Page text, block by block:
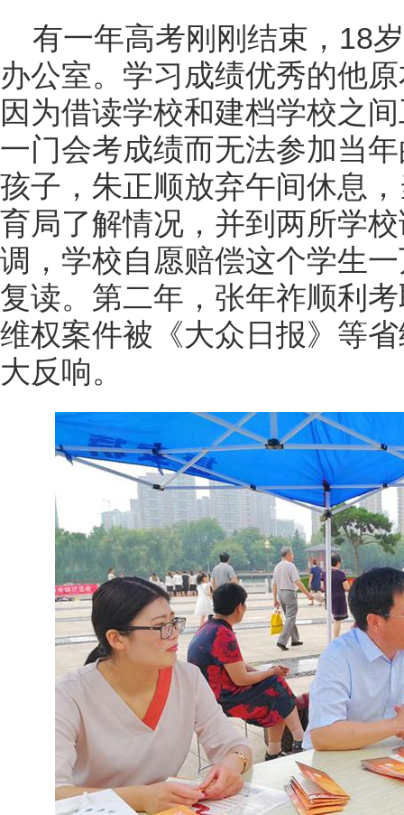
有一年高考刚刚结束，18
办公室。学习成绩优秀的他
因为借读学校和建档学校之
一门会考成绩而无法参加当
孩子，朱正顺放弃午间休息
育局了解情况，并到两所学
调，学校自愿赔偿这个学生
复读。第二年，张年祚顺利
维权案件被《大众日报》等
大反响。